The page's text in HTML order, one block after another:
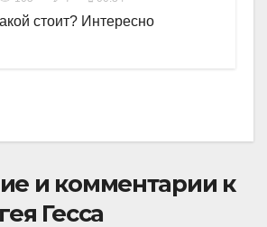
стоит? Интересно
и комментарии к
Гесса